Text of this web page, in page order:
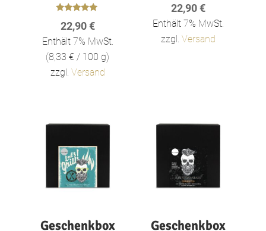
mit
5.00
von 5
22,90€
Enthält 7% MwSt.
(8,33€ / 100 g)
zzgl. Versand
22,90€
Enthält 7% MwSt.
zzgl.Versand
Geschenkbox
Geschenkbox